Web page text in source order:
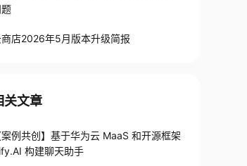
店2026年5月版本升级简报
关文章
案例共创】基于华为云 MaaS 和开源框架
构建聊天助手